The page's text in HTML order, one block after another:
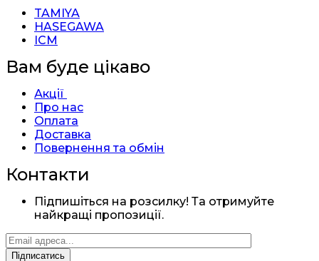
TAMIYA
HASEGAWA
ICM
Вам буде цікаво
Акції
Про нас
Оплата
Доставка
Повернення та обмін
Контакти
Підпишіться на розсилку! Та отримуйте
найкращі пропозиції.